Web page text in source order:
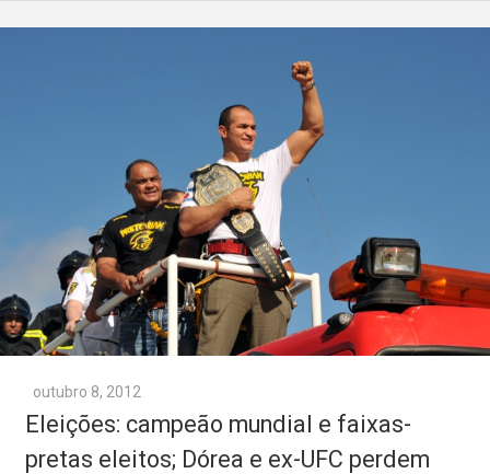
outubro 8, 2012
Eleições: campeão mundial e faixas-
pretas eleitos; Dórea e ex-UFC perdem